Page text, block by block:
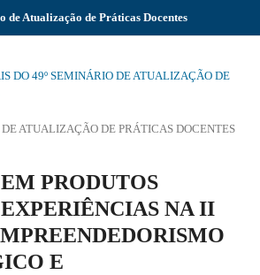
de Atualização de Práticas Docentes
DO 49º SEMINÁRIO DE ATUALIZAÇÃO DE
ATUALIZAÇÃO DE PRÁTICAS DOCENTES
PRODUTOS
NA II
E